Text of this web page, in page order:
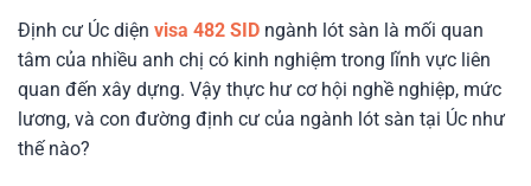
Định cư Úc diện visa 482 SID ngành lót sàn là mối quan
tâm của nhiều anh chị có kinh nghiệm trong lĩnh vực liên
quan đến xây dựng. Vậy thực hư cơ hội nghề nghiệp, mức
lương, và con đường định cư của ngành lót sàn tại Úc như
thế nào?